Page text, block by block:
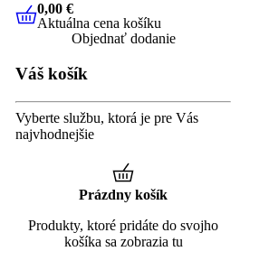
0,00 €Aktuálna cena košíku
0,00 €
Aktuálna cena košíku
Objednať dodanie
Váš košík
Vyberte službu, ktorá je pre Vás
najvhodnejšie
Prázdny košík
Produkty, ktoré pridáte do svojho
košíka sa zobrazia tu